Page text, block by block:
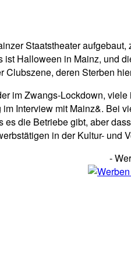
Staatstheater
Halloween in Mainz, und
deren Sterben
im Zwangs-Lockdown,
Interview mit Mainz&.
die Betriebe gibt, aber
in der Kultur- und
-